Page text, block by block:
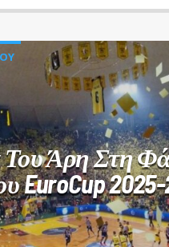
Άρη Στη
EuroCup